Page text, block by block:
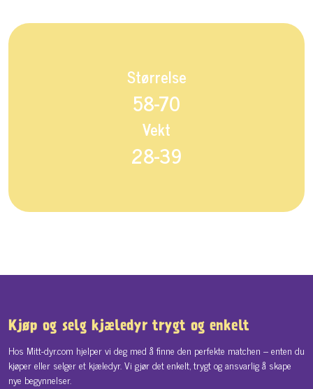
Størrelse
58-70
Vekt
28-39
Kjøp og selg kjæledyr trygt og enkelt
Hos Mitt-dyr.com hjelper vi deg med å finne den perfekte matchen – enten du
kjøper eller selger et kjæledyr. Vi gjør det enkelt, trygt og ansvarlig å skape
nye begynnelser.